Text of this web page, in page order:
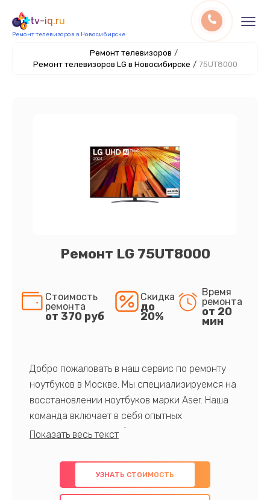
tv-iq.ru
Ремонт телевизоров в Новосибирске
Ремонт телевизоров /
Ремонт телевизоров LG в Новосибирске / 75UT8000
Ремонт LG 75UT8000
Стоимость
ремонта
от 370 руб
Скидка
до
20%
Время
ремонта
от 20
мин
Добро пожаловать в наш сервис по ремонту
ноутбуков в Москве. Мы специализируемся на
восстановлении ноутбуков марки Aser. Наша
команда включает в себя опытных
профессионалов с обширными знаниями и
предлагаем быстрый и качественный ремонт с
использованием оригинальных компонентов, а
также гарантируем качество всех
УЗНАТЬ СТОИМОСТЬ